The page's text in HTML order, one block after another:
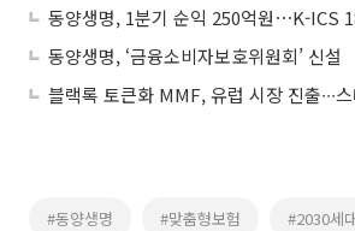
동양생명, 1분기 순익 250억원⋯K-ICS
동양생명, ‘금융소비자보호위원회’ 신설
블랙록 토큰화 MMF, 유럽 시장 진출∙∙∙
#동양생명 #맞춤형보험 #2030세